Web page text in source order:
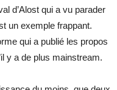
d’Alost qui a vu parader
un exemple frappant.
qui a publié les propos
y a de plus mainstream.